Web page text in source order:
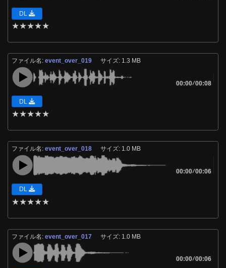
DL
★★★★★
ファイル名:event_over_019 サイズ: 1.3 MB
00:00/00:08
DL
★★★★★
ファイル名:event_over_018 サイズ: 1.0 MB
00:00/00:06
DL
★★★★★
ファイル名:event_over_017 サイズ: 1.0 MB
00:00/00:06